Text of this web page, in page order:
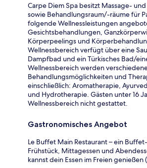
Carpe Diem Spa besitzt Massage-
sowie Behandlungsraum/-räume für
folgende Wellnessleistungen
Gesichtsbehandlungen,
Körperpeelings und
Wellnessbereich verfügt über eine
Dampfbad und ein Türkisches Bad/
Wellnessbereich werden
Behandlungsmöglichkeiten und
einschließlich: Aromatherapie,
und Hydrotherapie. Gästen unter 16
Wellnessbereich nicht gestattet.
Gastronomisches Angebot
Le Buffet Main Restaurant – ein
Frühstück, Mittagessen und
kannst dein Essen im Freien